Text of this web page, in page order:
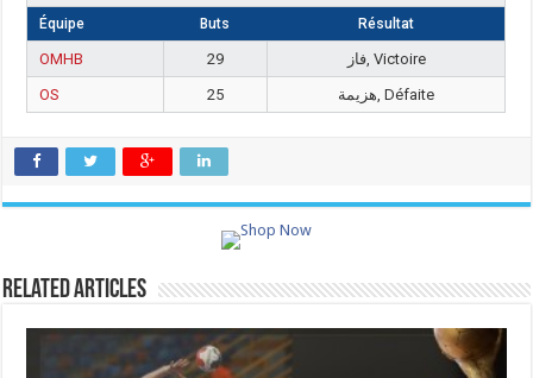
Équipe Buts Résultat
OMHB 29
فاز, Victoire
OS
25 هزيمة, Défaite
Related Articles